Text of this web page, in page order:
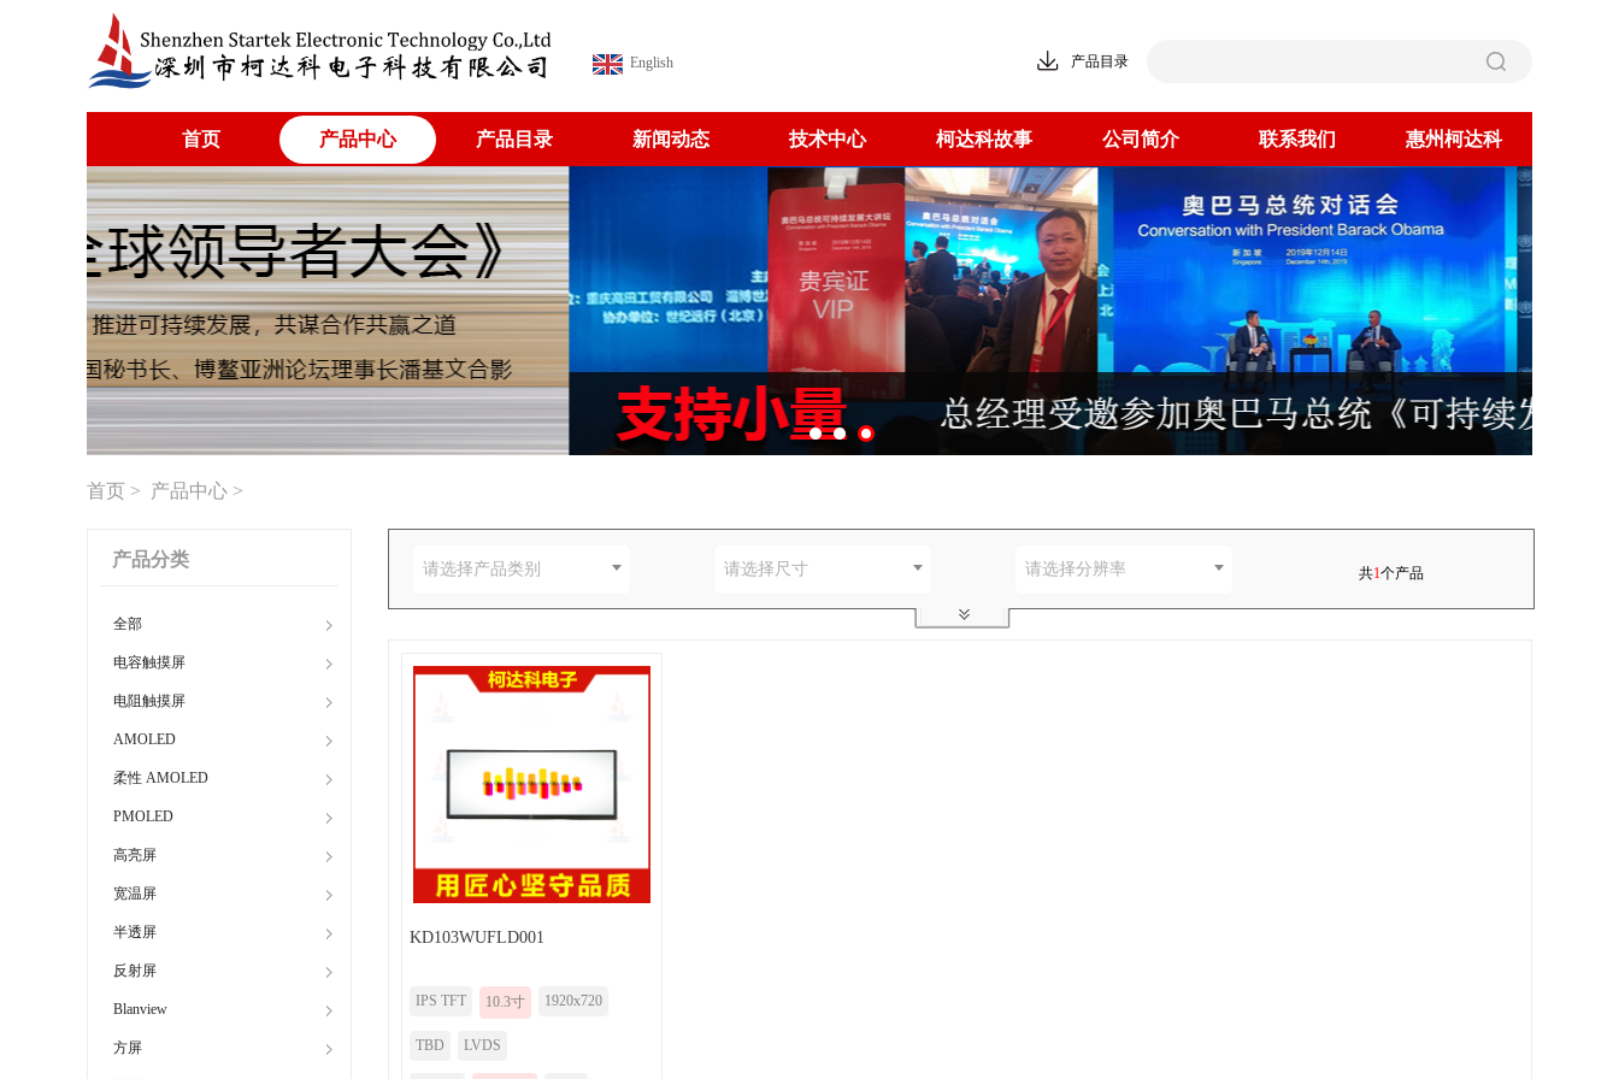
English 产品目录
首页 产品中心 产品目录 新闻动态 技术中心 柯达科故事 公司简介 联系我们 惠州柯达科
首页 > 产品中心 >
产品分类
全部
电容触摸屏
电阻触摸屏
AMOLED
柔性 AMOLED
PMOLED
高亮屏
宽温屏
半透屏
反射屏
Blanview
方屏
请选择产品类别 请选择尺寸 请选择分辨率 共1个产品
KD103WUFLD001
IPS TFT 10.3寸 1920x720
TBD LVDS